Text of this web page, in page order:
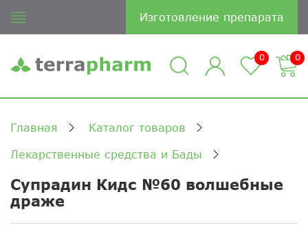
Изготовление препарата
0 0
Главная Каталог товаров
Лекарственные средства и Бады
Супрадин Кидс №60 волшебные
драже